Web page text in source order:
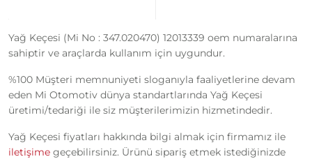
Yağ Keçesi (Mi No : 347.020470) 12013339 oem numaralarına
sahiptir ve araçlarda kullanım için uygundur.
%100 Müşteri memnuniyeti sloganıyla faaliyetlerine devam
eden Mi Otomotiv dünya standartlarında Yağ Keçesi
üretimi/tedariği ile siz müşterilerimizin hizmetindedir.
Yağ Keçesi fiyatları hakkında bilgi almak için firmamız ile
iletişime geçebilirsiniz. Ürünü sipariş etmek istediğinizde